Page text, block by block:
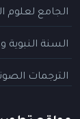
الجامع لعلوم
السنة النبوية
الترجمات